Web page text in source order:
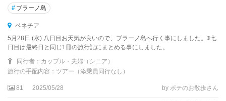
# ブラーノ島
ベネチア
5月28日 (水) 八日目お天気が良いので、ブラーノ島へ行く事にしました。※七
日目は最終日と同じ1冊の旅行記にまとめる事にしました。
同行者：カップル・夫婦（シニア）
旅行の手配内容：ツアー（添乗員同行なし）
81 2025/05/28 by ポテのお散歩さん